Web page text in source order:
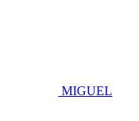
MIGUEL